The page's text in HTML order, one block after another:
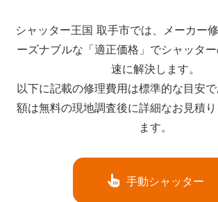
シャッター王国 取手市では、メーカー
ーズナブルな「適正価格」でシャッタ
速に解決します。
以下に記載の修理費用は標準的な目安
額は無料の現地調査後に詳細なお見積
ます。
手動シャッター